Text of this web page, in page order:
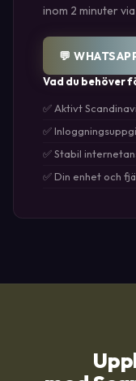
inom 2 minuter
💬
Vad du behöver
✅ Aktivt
✅
✅ Stabil
✅ Din enhet och